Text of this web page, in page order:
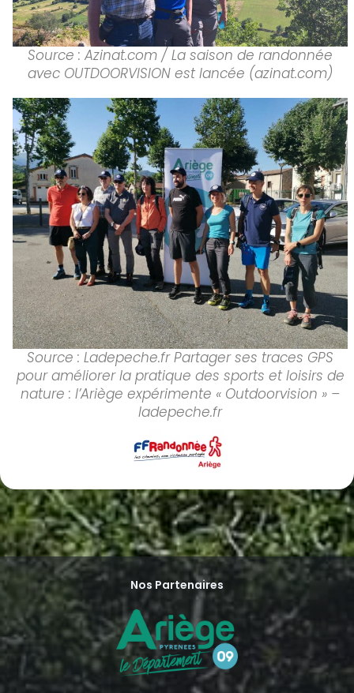
Source : Azinat.com / La saison de randonnée
avec OUTDOORVISION est lancée (azinat.com)
Source : Ladepeche.fr Partager ses traces GPS
pour améliorer la pratique des sports et loisirs de
nature : l’Ariège expérimente « Outdoorvision » –
ladepeche.fr
Nos Partenaires